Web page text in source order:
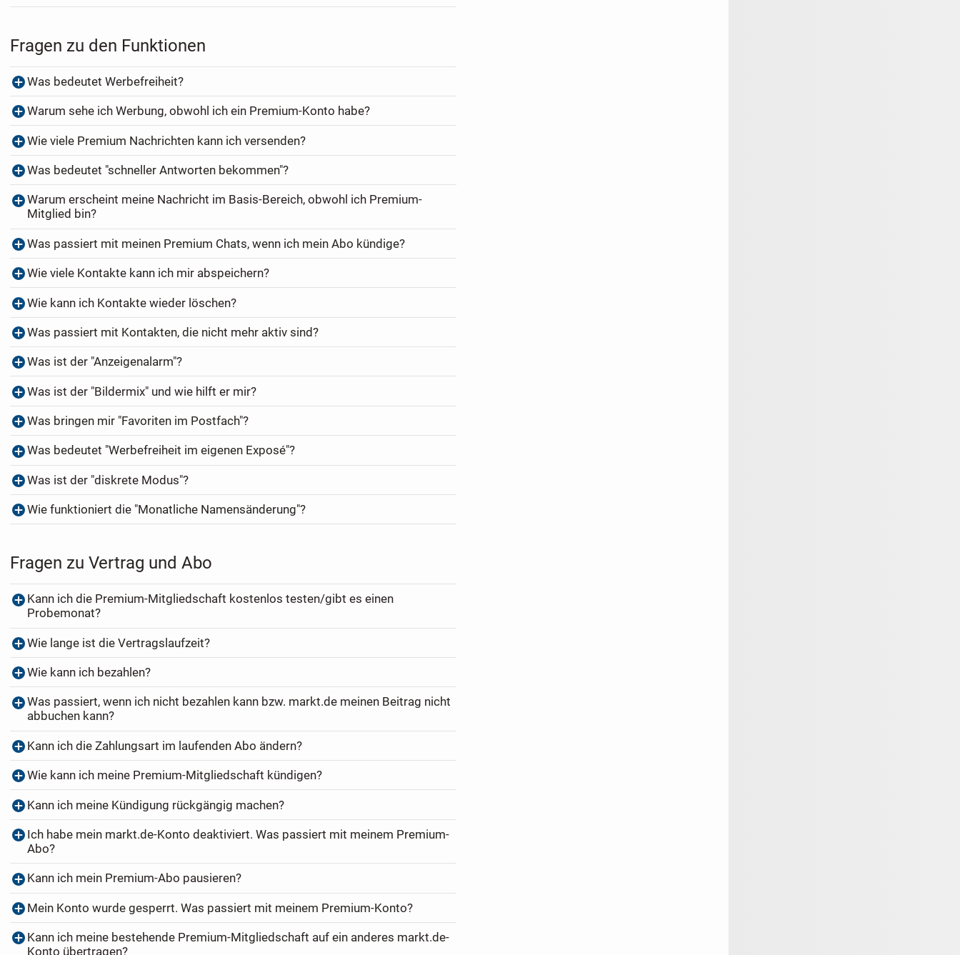
Fragen zu den Funktionen
Was bedeutet Werbefreiheit?
Warum sehe ich Werbung, obwohl ich ein Premium-Konto habe?
Wie viele Premium Nachrichten kann ich versenden?
Was bedeutet "schneller Antworten bekommen"?
Warum erscheint meine Nachricht im Basis-Bereich, obwohl ich Premium-
Mitglied bin?
Was passiert mit meinen Premium Chats, wenn ich mein Abo kündige?
Wie viele Kontakte kann ich mir abspeichern?
Wie kann ich Kontakte wieder löschen?
Was passiert mit Kontakten, die nicht mehr aktiv sind?
Was ist der "Anzeigenalarm"?
Was ist der "Bildermix" und wie hilft er mir?
Was bringen mir "Favoriten im Postfach"?
Was bedeutet "Werbefreiheit im eigenen Exposé"?
Was ist der "diskrete Modus"?
Wie funktioniert die "Monatliche Namensänderung"?
Fragen zu Vertrag und Abo
Kann ich die Premium-Mitgliedschaft kostenlos testen/gibt es einen
Probemonat?
Wie lange ist die Vertragslaufzeit?
Wie kann ich bezahlen?
Was passiert, wenn ich nicht bezahlen kann bzw. markt.de meinen Beitrag nicht
abbuchen kann?
Kann ich die Zahlungsart im laufenden Abo ändern?
Wie kann ich meine Premium-Mitgliedschaft kündigen?
Kann ich meine Kündigung rückgängig machen?
Ich habe mein markt.de-Konto deaktiviert. Was passiert mit meinem Premium-
Abo?
Kann ich mein Premium-Abo pausieren?
Mein Konto wurde gesperrt. Was passiert mit meinem Premium-Konto?
Kann ich meine bestehende Premium-Mitgliedschaft auf ein anderes markt.de-
Konto übertragen?